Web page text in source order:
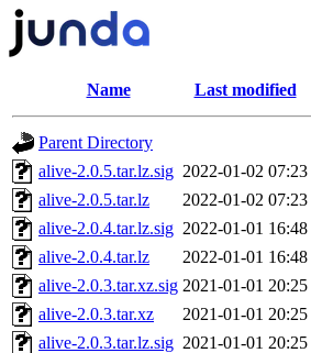
Name Last modified
Parent Directory
alive-2.0.5.tar.lz.sig 2022-01-02 07:23
alive-2.0.5.tar.lz
2022-01-02 07:23
alive-2.0.4.tar.lz.sig 2022-01-01 16:48
alive-2.0.4.tar.lz
2022-01-01 16:48
alive-2.0.3.tar.xz.sig 2021-01-01 20:25
alive-2.0.3.tar.xz
2021-01-01 20:25
alive-2.0.3.tar.lz.sig 2021-01-01 20:25